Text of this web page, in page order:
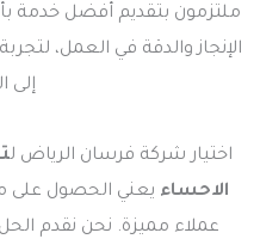
ملتزمون بتقديم أفضل خدمة
الإنجاز والدقة في العمل،
إلى
اختيار شركة فرسان الرياض ل
الاحساء يعني الحصول على
عملاء مميزة. نحن نقدم